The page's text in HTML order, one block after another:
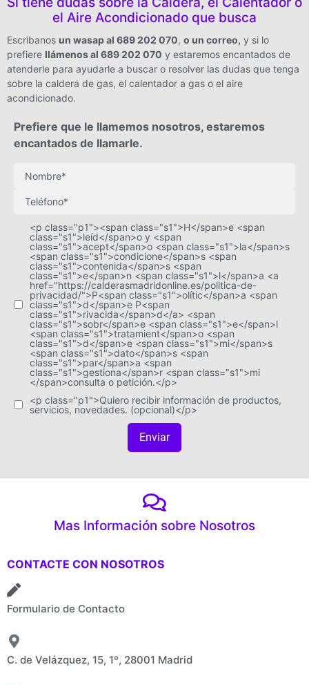
el Aire Acondicionado que busca
Escribanos un wasap al 689 202 070, o un correo, y si lo
prefiere llámenos al 689 202 070 y estaremos encantados de
atenderle para ayudarle a buscar o resolver las dudas que tenga
sobre la caldera de gas, el calentador a gas o el aire
acondicionado.
Prefiere que le llamemos nosotros, estaremos
encantados de llamarle.
<p class="p1"><span class="s1">H</span>e <span
class="s1">leíd</span>o y <span
class="s1">acept</span>o <span class="s1">la</span>s
<span class="s1">condicione</span>s <span
class="s1">contenida</span>s <span
class="s1">e</span>n <span class="s1">l</span>a <a
href="https://calderasmadridonline.es/politica-de-
privacidad/">P<span class="s1">olític</span>a <span
class="s1">d</span>e P<span
class="s1">rivacida</span>d</a> <span
class="s1">sobr</span>e <span class="s1">e</span>l
<span class="s1">tratamient</span>o <span
class="s1">d</span>e <span class="s1">mi</span>s
<span class="s1">dato</span>s <span
class="s1">par</span>a <span
class="s1">gestiona</span>r <span class="s1">mi
</span>consulta o petición.</p>
<p class="p1">Quiero recibir información de productos,
servicios, novedades. (opcional)</p>
Enviar
Mas Información sobre Nosotros
CONTACTE CON NOSOTROS
Formulario de Contacto
C. de Velázquez, 15, 1º, 28001 Madrid